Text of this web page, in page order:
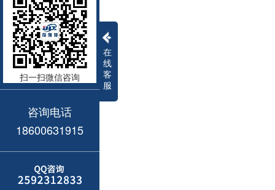
在
线
客
服
扫一扫微信咨询
咨询电话
18600631915